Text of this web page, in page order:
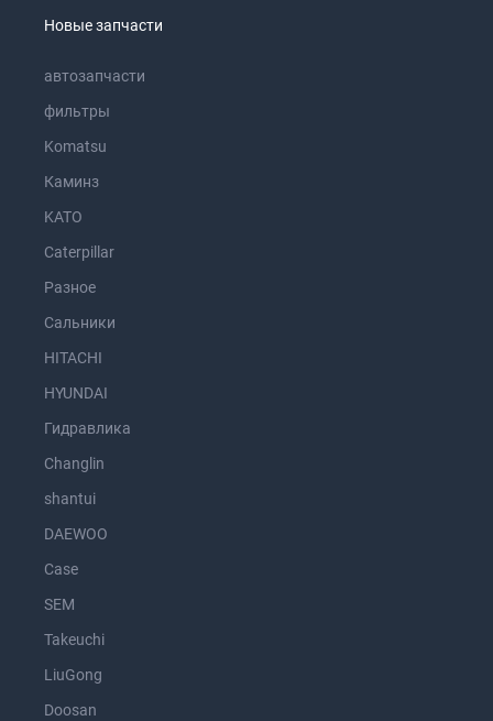
Новые запчасти
автозапчасти
фильтры
Komatsu
Каминз
KATO
Caterpillar
Разное
Сальники
HITACHI
HYUNDAI
Гидравлика
Changlin
shantui
DAEWOO
Case
SEM
Takeuchi
LiuGong
Doosan